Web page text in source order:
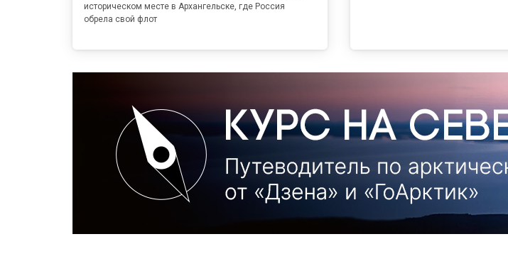
историческом месте в Архангельске, где Россия
обрела свой флот